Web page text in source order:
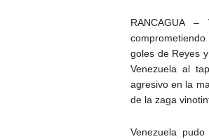
RANCAGUA
goles de Reyes
Venezuela al
agresivo en la
de la zaga
Venezuela